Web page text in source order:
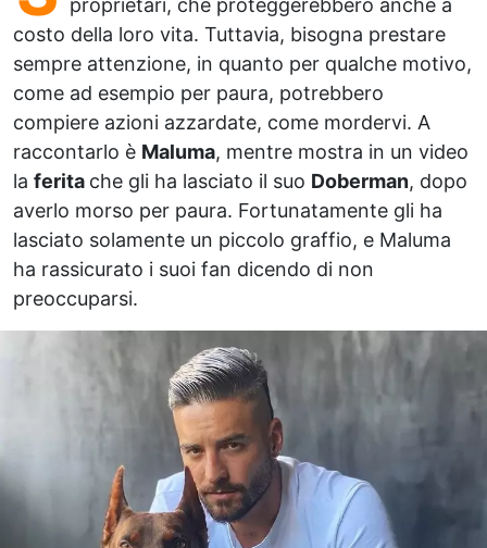
proprietari, che proteggerebbero anche a
costo della loro vita. Tuttavia, bisogna prestare
sempre attenzione, in quanto per qualche motivo,
come ad esempio per paura, potrebbero
compiere azioni azzardate, come mordervi. A
raccontarlo è Maluma, mentre mostra in un video
la ferita che gli ha lasciato il suo Doberman, dopo
averlo morso per paura. Fortunatamente gli ha
lasciato solamente un piccolo graffio, e Maluma
ha rassicurato i suoi fan dicendo di non
preoccuparsi.